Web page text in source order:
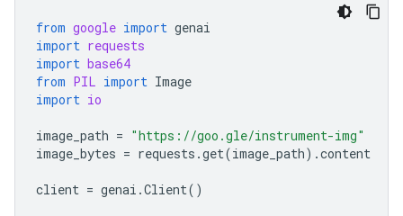
from google import genai
import requests
import base64
from PIL import Image
import io
image_path = "https://goo.gle/instrument-img"
image_bytes = requests .get(image_path) .content
client = genai .Client()